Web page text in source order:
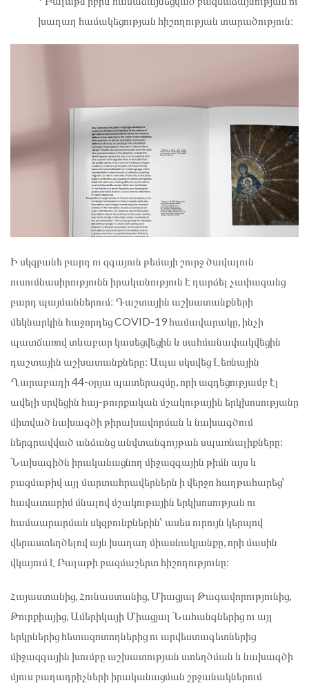
խաղաղ համակեցության հիշողության տարածություն։
Ի սկզբանե բարդ ու զգայուն թեմայի շուրջ ծավալուն
ուսումնասիրությունն իրականություն է դարձել չափազանց
բարդ պայմաններում։ Դաշտային աշխատանքների
մեկնարկին հաջորդեց COVID-19 համավարակը, ինչի
պատճառով տևաբար կասեցվեցին և սահմանափակվեցին
դաշտային աշխատանքները։ Ապա սկսվեց Լեռնային
Ղարաբաղի 44-օրյա պատերազմը, որի ազդեցությամբ էլ
ավելի սրվեցին հայ-թուրքական մշակութային երկխոսությանը
միտված նախագծի թիրախավորման և նախագծում
ներգրավված անձանց անվտանգույթան սպառնալիքները։
Նախագիծն իրականացնող միջազգային թիմն այս և
բազմաթիվ այլ մարտահրավերներն ի վերջո հաղթահարեց՝
հավատարիմ մնալով մշակութային երկխոսության ու
համաարարման սկզբունքներին՝ ասես ուրույն կերպով
վերաստեղծելով այն խաղաղ միասնակյանքը, որի մասին
վկայում է Բալաթի բազմաշերտ հիշողությունը։
Հայաստանից, Հունաստանից, Միացյալ Թագավորությունից,
Թուրքիայից, Ամերիկայի Միացյալ Նահանգներից ու այլ
երկրներից հետազոտողներից ու արվեստագետներից
միջազգային խումբը աշխատության ստեղծման և նախագծի
մյուս բաղադրիչների իրականացման շրջանակներում